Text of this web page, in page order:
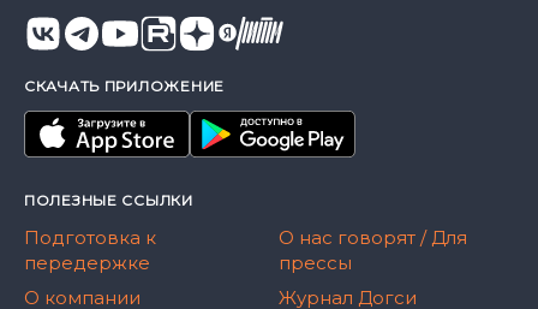
СКАЧАТЬ ПРИЛОЖЕНИЕ
ПОЛЕЗНЫЕ ССЫЛКИ
Подготовка к
передержке
О компании
О нас говорят / Для
прессы
Журнал Догси